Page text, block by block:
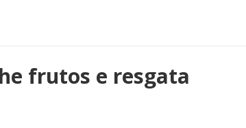
frutos e resgata